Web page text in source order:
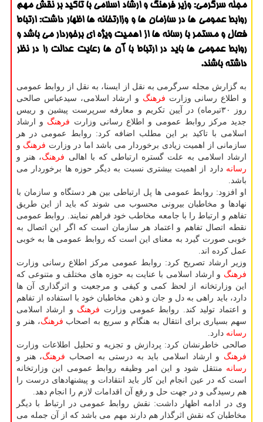
مجله سرگرمی: وزیر فرهنگ و ارشاد اسلامی با تاكید بر نقش مهم
روابط عمومی ها در سازمان ها و وزارتخانه ها اظهار داشت: ارتباط
فعال و مستمر با رسانه ها از اهمیت ویژه ای برخوردار می باشد و
روابط عمومی ها باید در ارتباط با آن ها رعایت عدالت را در نظر
داشته باشند.
به گزارش مجله سرگرمی به نقل از ایسنا، به نقل از روابط عمومی
و اطلاع رسانی وزارت فرهنگ و ارشاد اسلامی، سیدعباس صالحی
روز ۳۰تیرماه) در آیین تكریم و معارفه سرپرست پیشین و رییس
جدید مركز روابط عمومی و اطلاع رسانی وزارت فرهنگ و ارشاد
اسلامی با تاكید بر این مطلب اضافه كرد: روابط عمومی در هر
سازمانی از اهمیت زیادی برخوردار می باشد اما در وزارت فرهنگ و
ارشاد اسلامی به علت گستره ارتباطی كه با اهالی فرهنگ، هنر و
رسانه دارد از اهمیت بیشتری نسبت به دیگر حوزه ها برخوردار می
باشد.
او افزود: روابط عمومی ها پل ارتباطی بین هر دستگاه و سازمان با
نهادها و مخاطبان بیرونی محسوب می شوند كه باید از این طریق
تفاهم و ارتباط را با جامعه مخاطب خود فراهم نمایند. روابط عمومی
نقطه اتصال تفاهم و اعتماد هر سازمان است كه اگر این اتصال به
خوبی صورت گیرد به معنای این است كه روابط عمومی ها به خوبی
عمل كرده اند.
وزیر ارشاد تصریح كرد: روابط عمومی مركز اطلاع رسانی وزارت
فرهنگ و ارشاد اسلامی با عنایت به حوزه های مختلف و متنوعی كه
این وزارتخانه از لحظ كمی و كیفی و مرجعیت و اثرگذاری آن ها
دارد، باید راهی به دل و جان و ذهن مخاطبان خود با استفاده از تفاهم
و اعتماد تولید كند. روابط عمومی وزارت فرهنگ و ارشاد اسلامی
سهم بسیاری برای انتقال به هنگام و سریع به اصحاب فرهنگ، هنر و
رسانه دارد.
صالحی خاطرنشان كرد: پردازش و تجزیه و تحلیل اطلاعات وزارت
فرهنگ و ارشاد اسلامی باید به درستی به اصحاب فرهنگ، هنر و
رسانه منتقل شود و این امر وظیفه روابط عمومی این وزارتخانه
است كه در عین انجام این كار باید انتقادات و پیشنهادهای درست را
هم رسیدگی و در جهت حل و رفع آن اقدامات لازم را انجام دهد.
وی در ادامه اظهار داشت: نقش روابط عمومی در ارتباط با دیگر
مخاطبان كه نقش اثرگذار هم دارند مهم می باشد كه از آن جمله می